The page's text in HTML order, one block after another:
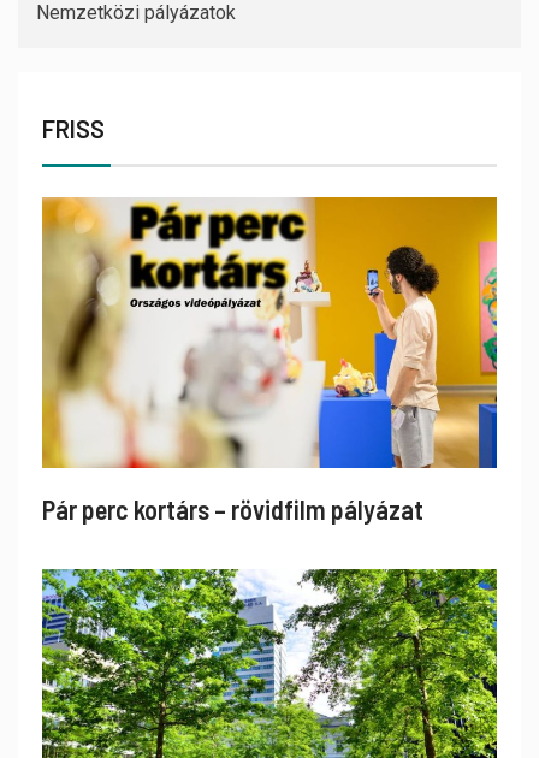
Nemzetközi pályázatok
FRISS
Pár perc kortárs – rövidfilm pályázat